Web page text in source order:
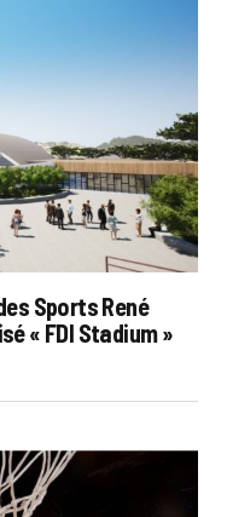
Sports René
« FDI Stadium »